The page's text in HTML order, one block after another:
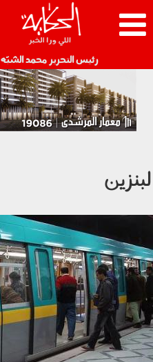
رئيس التحرير محمد الشبّه
2107_013.jpg